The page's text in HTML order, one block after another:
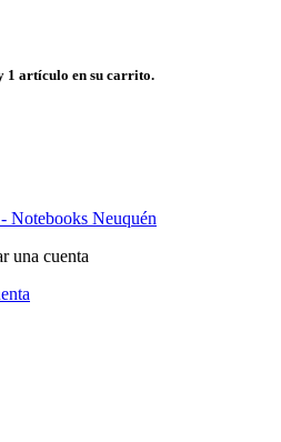
1 artículo en su carrito.
una cuenta